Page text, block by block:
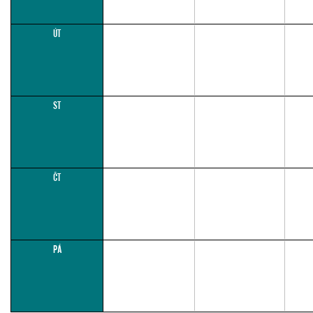
ÚT
ST
ČT
PÁ